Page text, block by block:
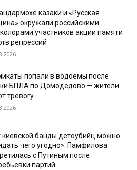
казаки и «Русская
окружали российскими
участников акции памяти
репрессий
попали в водоемы после
БПЛА по Домодедово — жители
тревогу
киевской банды детоубийц можно
чего угодно». Памфилова
с Путиным после
партий